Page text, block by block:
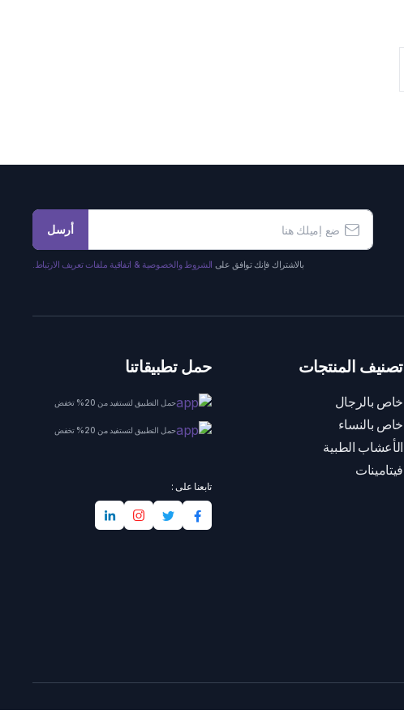
أرسل
بالاشتراك فإنك توافق على الشروط والخصوصية & اتفاقية ملفات تعريف الارتباط.
تصنيف المنتجات
خاص بالرجال
خاص بالنساء
الأعشاب الطبية
فيتامينات
حمل تطبيقاتنا
حمل التطبيق لتستفيد من 20% تخفض
حمل التطبيق لتستفيد من 20% تخفض
تابعنا على :